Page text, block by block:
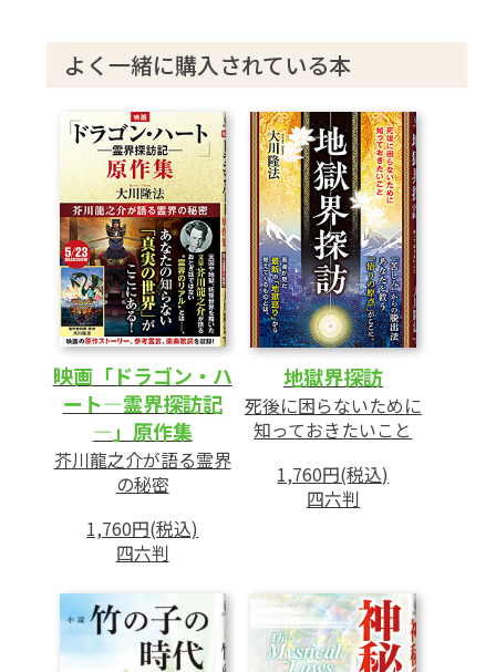
大川隆法総裁
028 大川総裁の生誕地・川島を巡る
036 エル・カンターレに出会う
幸福の科学の聖地巡礼
040 大川隆法 女性の幸福論
愛がわからない人へ[第2回]
恋愛についての感覚は職業によっても違
う
049 映画「ドラゴン・ハート―霊界探訪記
―」のワンテーマを深掘り!
「祈りの力」の使い方
祈りのメカニズム
祈りとは何か/祈りはどう届くのか/どう
祈ればいいのか
読者のみなさんに聞きました!
「祈りの力」を感じたエピソード
幸福の科学の信者の祈りとは?
祈りのための経文
062 炎上、詐欺、フェイクニュース……
身近に迫る“ネット地獄”
よく一緒に購入されている本
映画「ドラゴン・ハ
ート―霊界探訪記
―」原作集
芥川龍之介が語る霊界
の秘密
1,760円(税込)
四六判
地獄界探訪
死後に困らないために
知っておきたいこと
1,760円(税込)
四六判